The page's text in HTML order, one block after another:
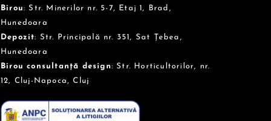
Birou: Str. Minerilor nr. 5-7, Etaj 1, Brad,
Hunedoara
Depozit: Str. Principală nr. 351, Sat Țebea,
Hunedoara
Birou consultanță design: Str. Horticultorilor, nr.
12, Cluj-Napoca, Cluj